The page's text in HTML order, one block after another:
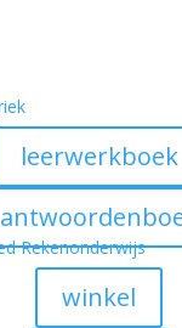
leerwerkboek
winkel